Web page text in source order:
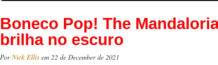
Boneco Pop! The
brilha no escuro
PorNick Ellis em 22 de December de 2021